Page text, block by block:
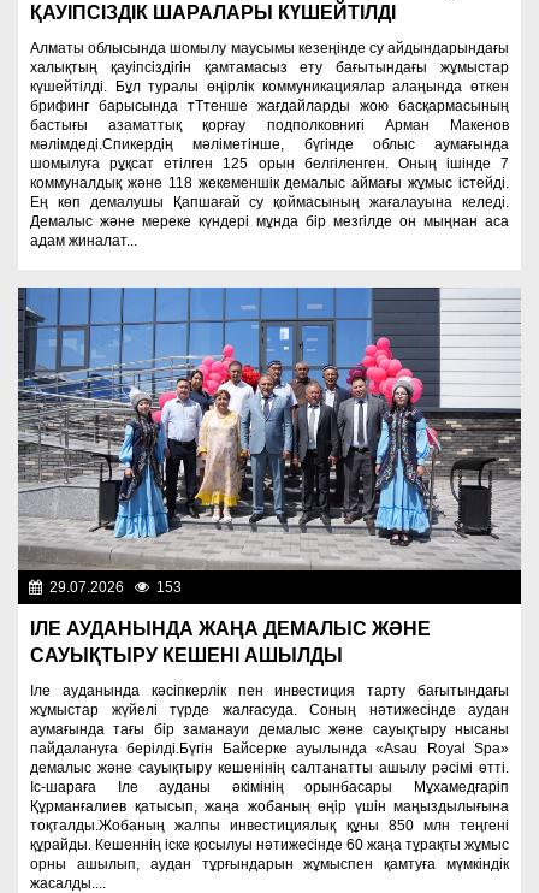
ҚАУІПСІЗДІК ШАРАЛАРЫ КҮШЕЙТІЛДІ
Алматы облысында шомылу маусымы кезеңінде су айдындарындағы
халықтың қауіпсіздігін қамтамасыз ету бағытындағы жұмыстар
күшейтілді. Бұл туралы өңірлік коммуникациялар алаңында өткен
брифинг барысында тТтенше жағдайларды жою басқармасының
бастығы азаматтық қорғау подполковнигі Арман Макенов
мәлімдеді.Спикердің мәліметінше, бүгінде облыс аумағында
шомылуға рұқсат етілген 125 орын белгіленген. Оның ішінде 7
коммуналдық және 118 жекеменшік демалыс аймағы жұмыс істейді.
Ең көп демалушы Қапшағай су қоймасының жағалауына келеді.
Демалыс және мереке күндері мұнда бір мезгілде он мыңнан аса
адам жиналат...
29.07.2026 153
ІЛЕ АУДАНЫНДА ЖАҢА ДЕМАЛЫС ЖӘНЕ
САУЫҚТЫРУ КЕШЕНІ АШЫЛДЫ
Іле ауданында кәсіпкерлік пен инвестиция тарту бағытындағы
жұмыстар жүйелі түрде жалғасуда. Соның нәтижесінде аудан
аумағында тағы бір заманауи демалыс және сауықтыру нысаны
пайдалануға берілді.Бүгін Байсерке ауылында «Asau Royal Spa»
демалыс және сауықтыру кешенінің салтанатты ашылу рәсімі өтті.
Іс-шараға Іле ауданы әкімінің орынбасары Мұхамедғаріп
Құрманғалиев қатысып, жаңа жобаның өңір үшін маңыздылығына
тоқталды.Жобаның жалпы инвестициялық құны 850 млн теңгені
құрайды. Кешеннің іске қосылуы нәтижесінде 60 жаңа тұрақты жұмыс
орны ашылып, аудан тұрғындарын жұмыспен қамтуға мүмкіндік
жасалды....